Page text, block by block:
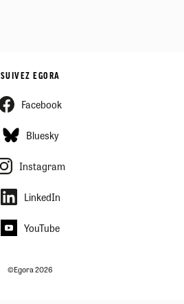
SUIVEZ EGORA
Facebook
Bluesky
Instagram
LinkedIn
YouTube
©Egora 2026